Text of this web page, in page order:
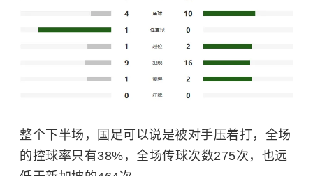
整个下半场，国足可以说是被对手压着打，全场
的控球率只有38%，全场传球次数275次，也远